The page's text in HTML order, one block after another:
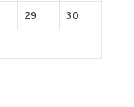
29 30